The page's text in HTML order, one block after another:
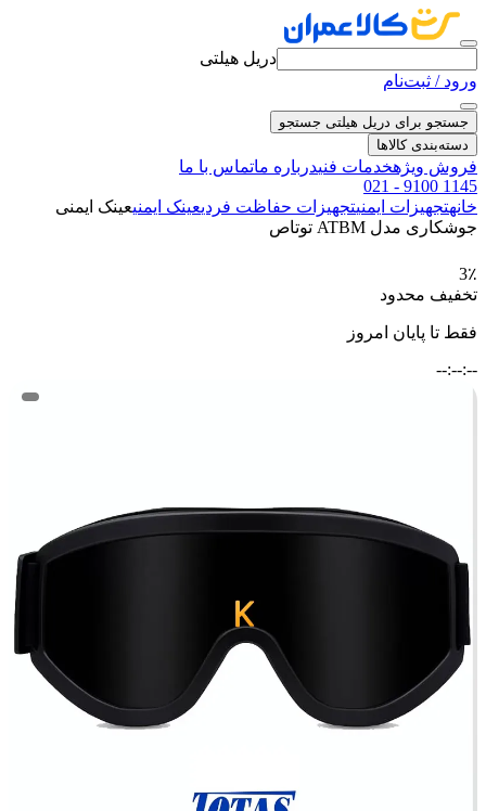
دریل هیلتی
ورود / ثبت‌نام
جستجو برای دریل هیلتی جستجو
دسته‌بندی کالاها
فروش ویژهخدمات فنیدرباره ماتماس با ما
021 - 9100 1145
خانهتجهیزات ایمنیتجهیزات حفاظت فردیعینک ایمنیعینک ایمنی
جوشکاری مدل ATBM توتاص
3٪
تخفیف محدود
فقط تا پایان امروز
--:--:--